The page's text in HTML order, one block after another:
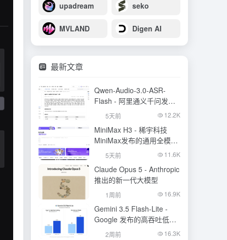
upadream seko
MVLAND Digen AI
最新文章
Qwen-Audio-3.0-ASR-
Flash - 阿里通义千问发布
的语音识别大模型
5天前 12.2K
MiniMax H3 - 稀宇科技
MiniMax发布的通用全模态
生成模型
5天前 11.6K
Claude Opus 5 - Anthropic
推出的新一代大模型
1周前 16.9K
Gemini 3.5 Flash-Lite -
Google 发布的高吞吐低成
本模型
2周前 16.3K